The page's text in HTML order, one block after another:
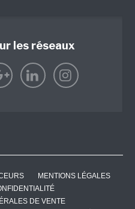
les réseaux
MENTIONS LÉGALES
DE VENTE